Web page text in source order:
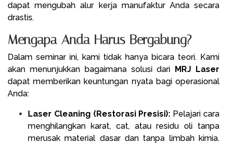
dapat mengubah alur kerja manufaktur Anda secara
drastis.
Mengapa Anda Harus Bergabung?
Dalam seminar ini, kami tidak hanya bicara teori. Kami
akan menunjukkan bagaimana solusi dari MRJ Laser
dapat memberikan keuntungan nyata bagi operasional
Anda:
Laser Cleaning (Restorasi Presisi): Pelajari cara
menghilangkan karat, cat, atau residu oli tanpa
merusak material dasar dan tanpa limbah kimia.